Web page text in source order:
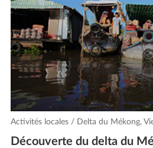
Activités locales / Delta du Mékong,
Découverte du delta du